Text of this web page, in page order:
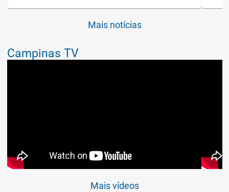
Mais notícias
Campinas TV
Mais vídeos